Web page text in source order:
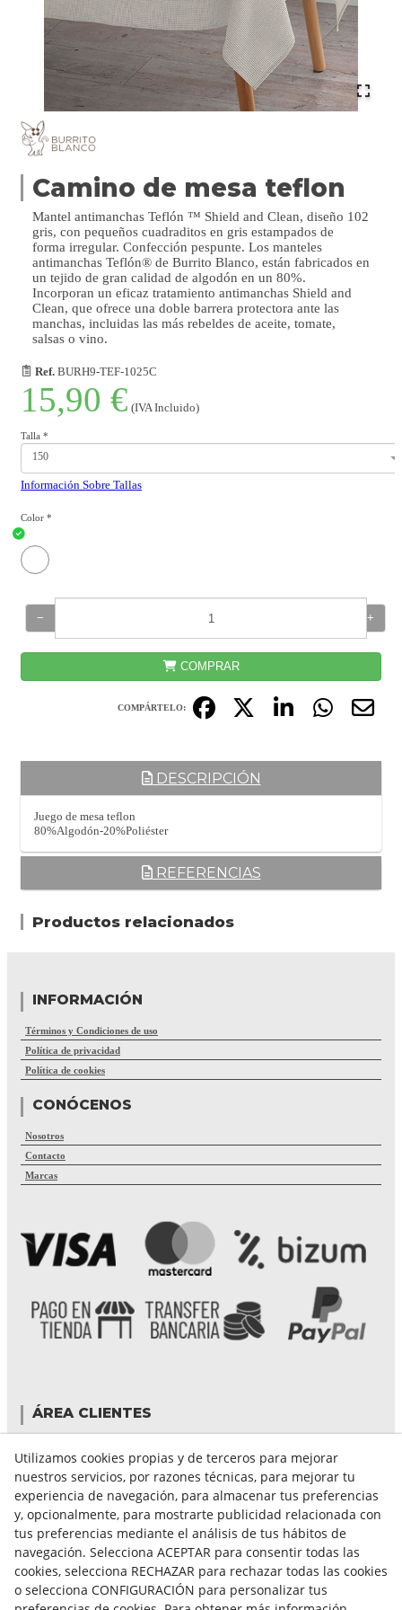
Camino de mesa teflon
Mantel antimanchas Teflón ™ Shield and Clean, diseño 102
gris, con pequeños cuadraditos en gris estampados de
forma irregular. Confección pespunte. Los manteles
antimanchas Teflón® de Burrito Blanco, están fabricados en
un tejido de gran calidad de algodón en un 80%.
Incorporan un eficaz tratamiento antimanchas Shield and
Clean, que ofrece una doble barrera protectora ante las
manchas, incluidas las más rebeldes de aceite, tomate,
salsas o vino.
Ref. BURH9-TEF-1025C
15,90 € (IVA Incluido)
Talla *
150
Información Sobre Tallas
Color *
− +
COMPRAR
COMPÁRTELO:
DESCRIPCIÓN
Juego de mesa teflon
80%Algodón-20%Poliéster
REFERENCIAS
Productos relacionados
INFORMACIÓN
Términos y Condiciones de uso
Política de privacidad
Política de cookies
CONÓCENOS
Nosotros
Contacto
Marcas
ÁREA CLIENTES
Mis compras
Cambiar contraseña
Crear cuenta
Condiciones de compra
GUÍA DE COMPRA
Utilizamos cookies propias y de terceros para mejorar
nuestros servicios, por razones técnicas, para mejorar tu
experiencia de navegación, para almacenar tus preferencias
y, opcionalmente, para mostrarte publicidad relacionada con
tus preferencias mediante el análisis de tus hábitos de
navegación. Selecciona ACEPTAR para consentir todas las
cookies, selecciona RECHAZAR para rechazar todas las cookies
o selecciona CONFIGURACIÓN para personalizar tus